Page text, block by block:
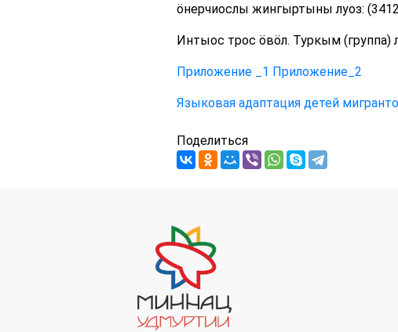
ӧнерчиослы жингыртыны луоз:
Интыос трос ӧвӧл. Туркым (группа)
Приложение _1 Приложение_2
Языковая адаптация детей
Поделиться